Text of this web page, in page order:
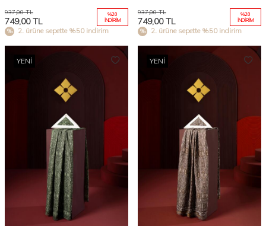
937,00TL
749,00TL
%20
İNDIRIM
2. ürüne sepette %50 indirim
937,00TL
749,00TL
%20
İNDIRIM
2. ürüne sepette %50 indirim
YENI YENI